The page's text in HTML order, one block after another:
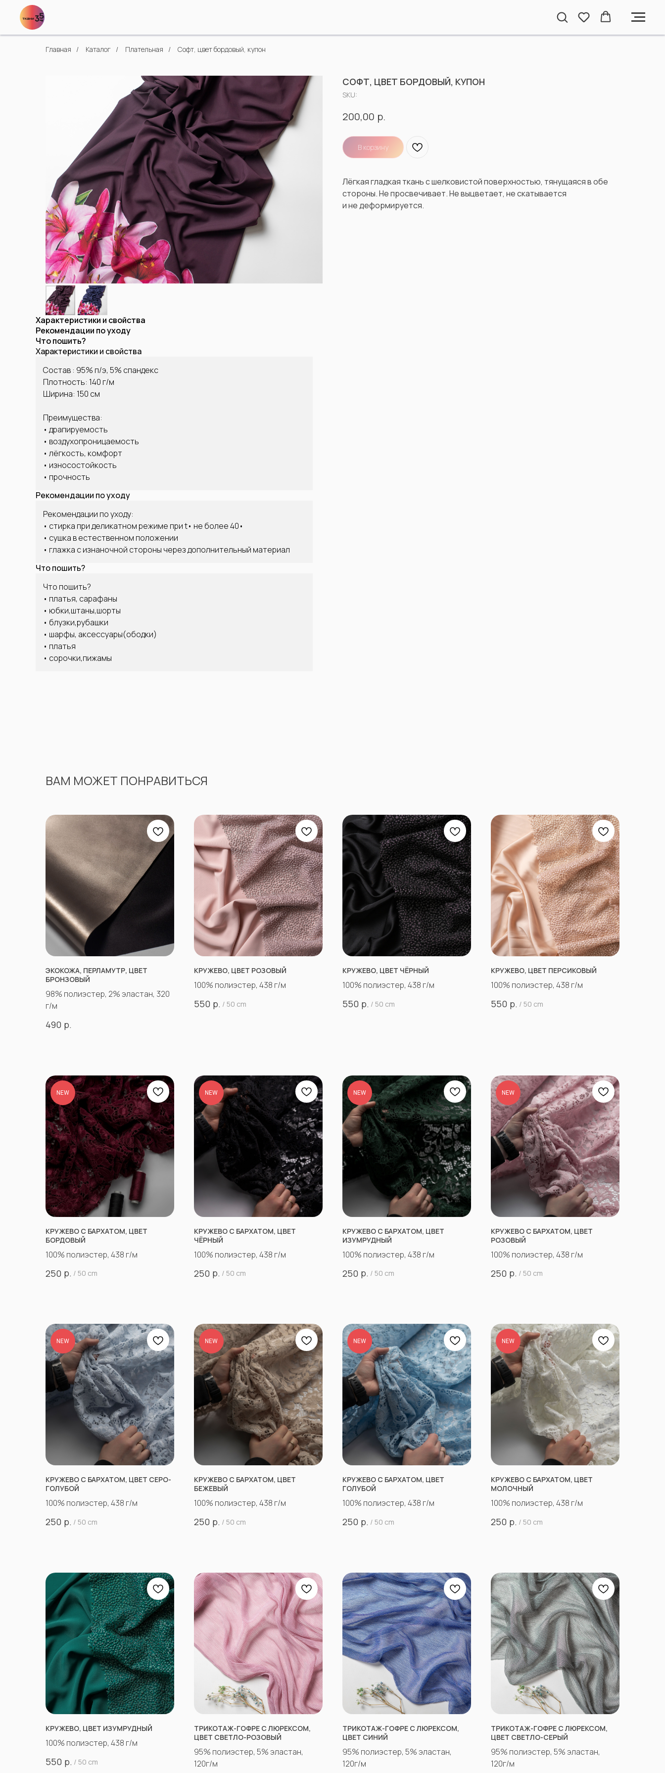
Главная / Каталог / Плательная / Софт, цвет бордовый, купон
СОФТ, ЦВЕТ БОРДОВЫЙ, КУПОН
SKU:
200,00 р.
В корзину
Лёгкая гладкая ткань с шелковистой поверхностью, тянущаяся в обе
стороны. Не просвечивает. Не выцветает, не скатывается
и не деформируется.
Характеристики и свойства
Рекомендации по уходу
Что пошить?
Характеристики и свойства
Состав : 95% п/э, 5% спандекс
Плотность: 140 г/м
Ширина: 150 см
Преимущества:
• драпируемость
• воздухопроницаемость
• лёгкость, комфорт
• износостойкость
• прочность
Рекомендации по уходу
Рекомендации по уходу:
• стирка при деликатном режиме при t• не более 40•
• сушка в естественном положении
• глажка с изнаночной стороны через дополнительный материал
Что пошить?
Что пошить?
• платья, сарафаны
• юбки,штаны,шорты
• блузки,рубашки
• шарфы, аксессуары(ободки)
• платья
• сорочки,пижамы
ВАМ МОЖЕТ ПОНРАВИТЬСЯ
ЭКОКОЖА, ПЕРЛАМУТР, ЦВЕТ
БРОНЗОВЫЙ
98% полиэстер, 2% эластан, 320
г/м
490 р.
КРУЖЕВО, ЦВЕТ РОЗОВЫЙ
100% полиэстер, 438 г/м
550 р. / 50 cm
КРУЖЕВО, ЦВЕТ ЧЁРНЫЙ
100% полиэстер, 438 г/м
550 р. / 50 cm
КРУЖЕВО, ЦВЕТ ПЕРСИКОВЫЙ
100% полиэстер, 438 г/м
550 р. / 50 cm
NEW
КРУЖЕВО С БАРХАТОМ, ЦВЕТ
БОРДОВЫЙ
100% полиэстер, 438 г/м
250 р. / 50 cm
NEW
КРУЖЕВО С БАРХАТОМ, ЦВЕТ
ЧЁРНЫЙ
100% полиэстер, 438 г/м
250 р. / 50 cm
NEW
КРУЖЕВО С БАРХАТОМ, ЦВЕТ
ИЗУМРУДНЫЙ
100% полиэстер, 438 г/м
250 р. / 50 cm
NEW
КРУЖЕВО С БАРХАТОМ, ЦВЕТ
РОЗОВЫЙ
100% полиэстер, 438 г/м
250 р. / 50 cm
NEW
КРУЖЕВО С БАРХАТОМ, ЦВЕТ СЕРО-
ГОЛУБОЙ
100% полиэстер, 438 г/м
250 р. / 50 cm
NEW
КРУЖЕВО С БАРХАТОМ, ЦВЕТ
БЕЖЕВЫЙ
100% полиэстер, 438 г/м
250 р. / 50 cm
NEW
КРУЖЕВО С БАРХАТОМ, ЦВЕТ
ГОЛУБОЙ
100% полиэстер, 438 г/м
250 р. / 50 cm
NEW
КРУЖЕВО С БАРХАТОМ, ЦВЕТ
МОЛОЧНЫЙ
100% полиэстер, 438 г/м
250 р. / 50 cm
КРУЖЕВО, ЦВЕТ ИЗУМРУДНЫЙ
100% полиэстер, 438 г/м
550 р. / 50 cm
ТРИКОТАЖ-ГОФРЕ С ЛЮРЕКСОМ,
ЦВЕТ СВЕТЛО-РОЗОВЫЙ
95% полиэстер, 5% эластан,
120г/м
ТРИКОТАЖ-ГОФРЕ С ЛЮРЕКСОМ,
ЦВЕТ СИНИЙ
95% полиэстер, 5% эластан,
120г/м
ТРИКОТАЖ-ГОФРЕ С ЛЮРЕКСОМ,
ЦВЕТ СВЕТЛО-СЕРЫЙ
95% полиэстер, 5% эластан,
120г/м